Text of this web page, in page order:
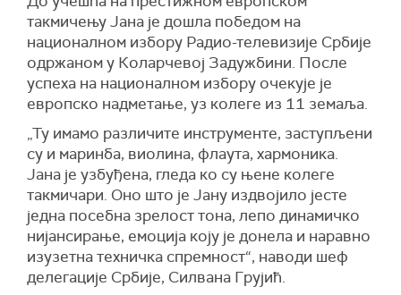
такмичењу Јана је дошла победом на
националном избору Радио-телевизије Србије
одржаном у Коларчевој Задужбини. После
успеха на националном избору очекује је
европско надметање, уз колеге из 11 земаља.
„Ту имамо различите инструменте, заступљени
су и маринба, виолина, флаута, хармоника.
Јана је узбуђена, гледа ко су њене колеге
такмичари. Оно што је Јану издвојило јесте
једна посебна зрелост тона, лепо динамичко
нијансирање, емоција коју је донела и наравно
изузетна техничка спремност“, наводи шеф
делегације Србије, Силвана Грујић.